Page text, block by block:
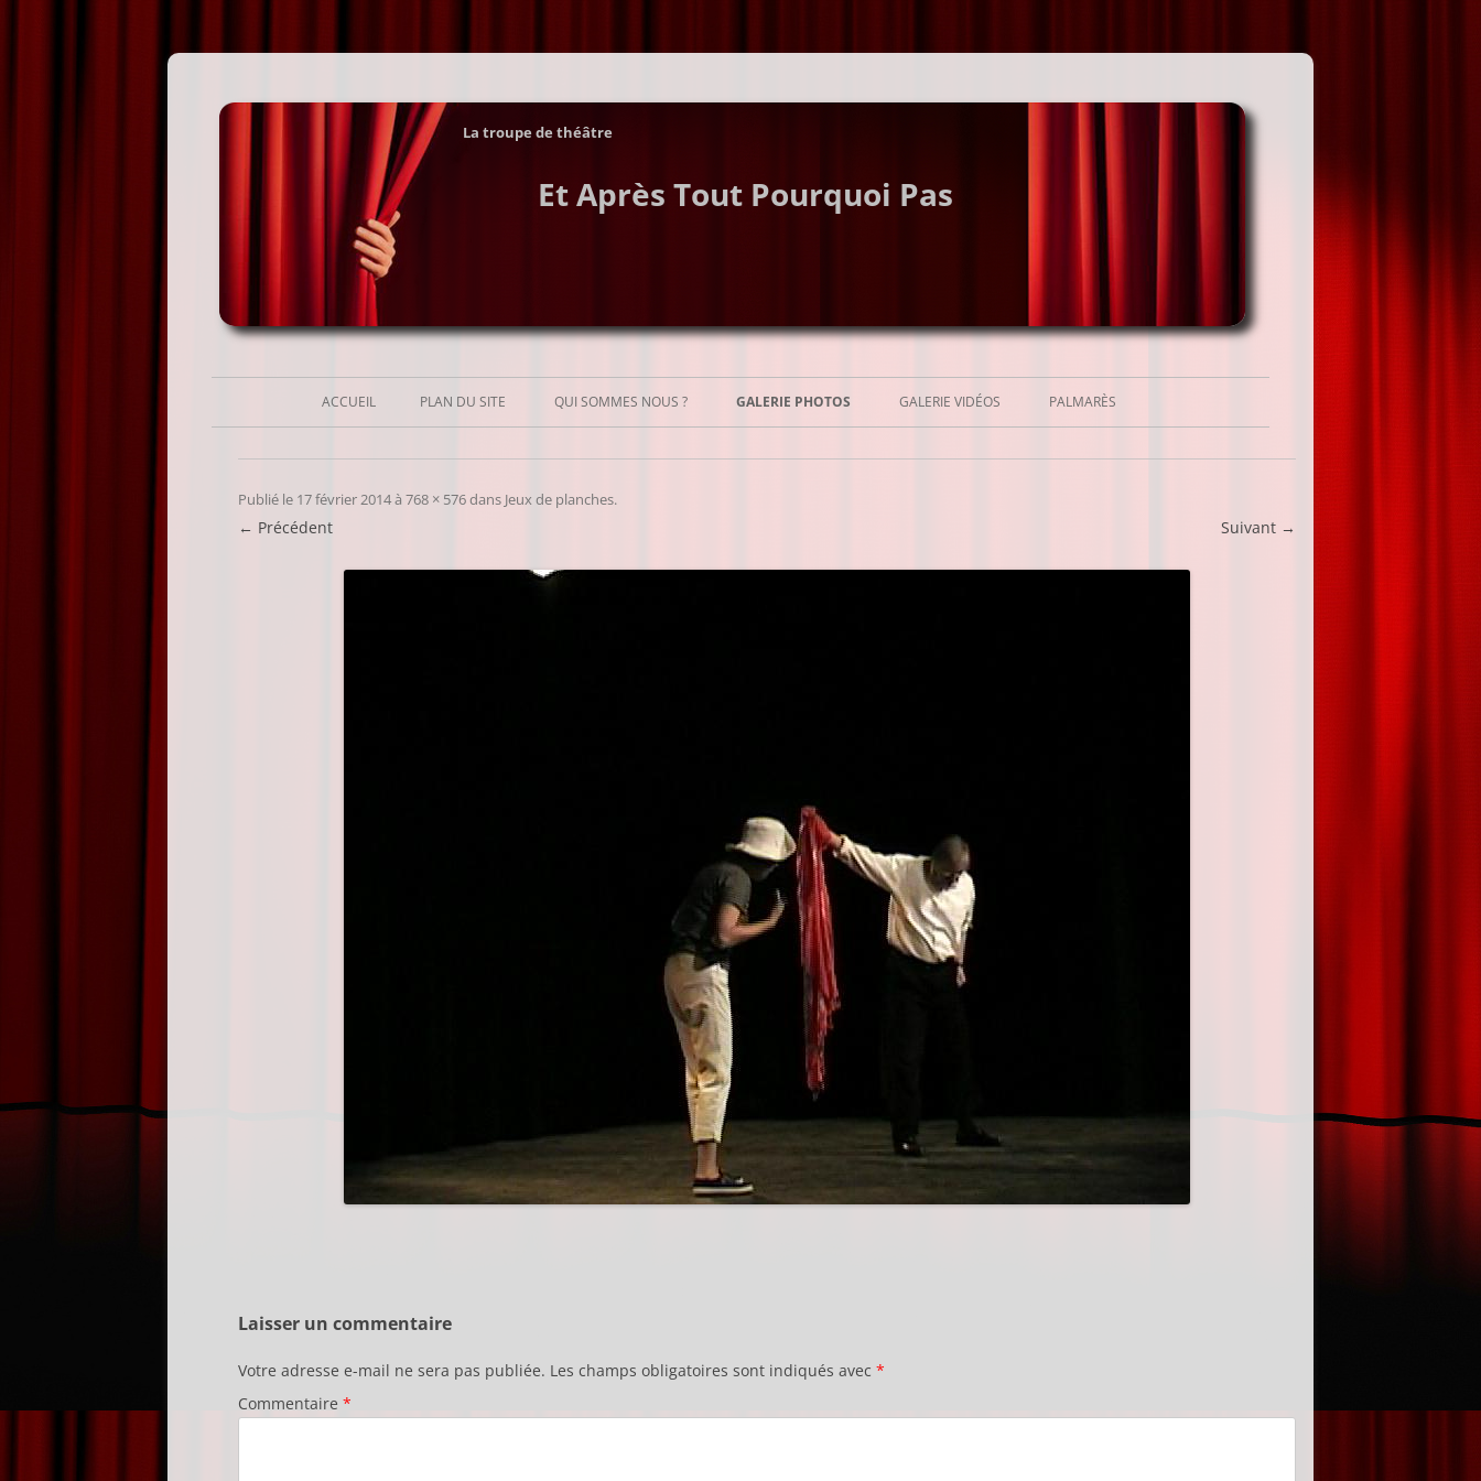
La troupe de théâtre
Et Après Tout Pourquoi Pas
Aller
au
ACCUEIL PLAN DU SITE QUI SOMMES NOUS ? GALERIE PHOTOS GALERIE VIDÉOS PALMARÈS
Publié le 17 février 2014à 768 × 576dans Jeux de planches.
← Précédent Suivant →
Laisser un commentaire
Votre adresse e-mail ne sera pas publiée. Les champs obligatoires sont indiqués avec *
Commentaire *